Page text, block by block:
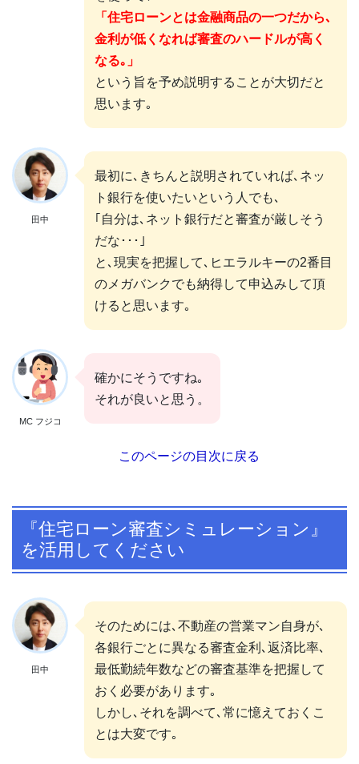
「住宅ローンとは金融商品の一つだから､
金利が低くなれば審査のハードルが高く
なる｡」
という旨を予め説明することが大切だと
思います｡
田中
最初に､きちんと説明されていれば､ネッ
ト銀行を使いたいという人でも､
｢自分は､ネット銀行だと審査が厳しそう
だな･･･｣
と､現実を把握して､ヒエラルキーの2番目
のメガバンクでも納得して申込みして頂
けると思います｡
MC フジコ
確かにそうですね｡
それが良いと思う。
このページの目次に戻る
『住宅ローン審査シミュレーション』
を活用してください
田中
そのためには､不動産の営業マン自身が､
各銀行ごとに異なる審査金利､返済比率､
最低勤続年数などの審査基準を把握して
おく必要があります｡
しかし､それを調べて､常に憶えておくこ
とは大変です｡